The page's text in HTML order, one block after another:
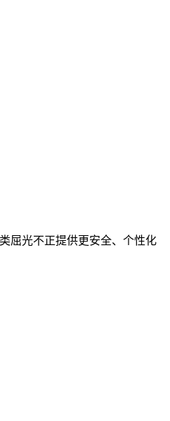
屈光不正提供更安全、个性化